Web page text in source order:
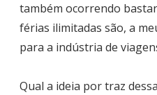
também ocorrendo
férias ilimitadas são, a
para a indústria de
Qual a ideia por traz